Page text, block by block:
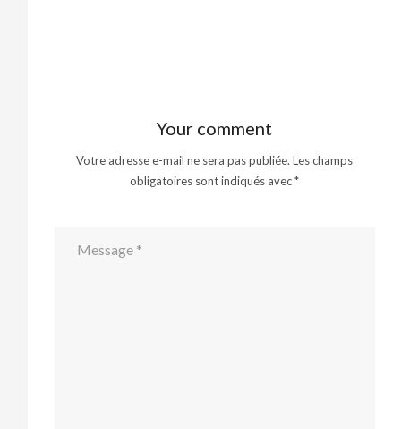
Your comment
Votre adresse e-mail ne sera pas publiée. Les champs
obligatoires sont indiqués avec*